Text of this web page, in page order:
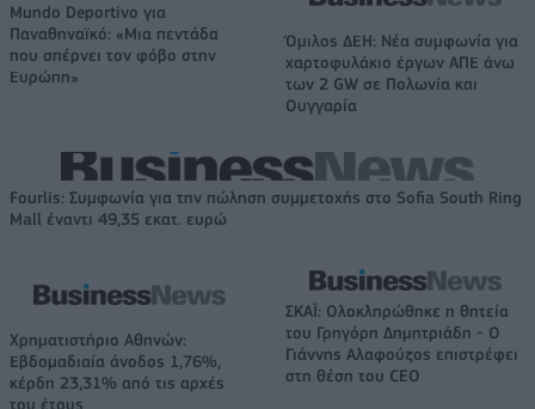
Mundo Deportivo για
Παναθηναϊκό: «Μια πεντάδα
που σπέρνει τον φόβο στην
Ευρώπη»
Όμιλος ΔΕΗ: Νέα συμφωνία για
χαρτοφυλάκιο έργων ΑΠΕ άνω
των 2 GW σε Πολωνία και
Ουγγαρία
Fourlis: Συμφωνία για την πώληση συμμετοχής στο Sofia South Ring
Mall έναντι 49,35 εκατ. ευρώ
Χρηματιστήριο Αθηνών:
Εβδομαδιαία άνοδος 1,76%,
κέρδη 23,31% από τις αρχές
του έτους
ΣΚΑΪ: Ολοκληρώθηκε η θητεία
του Γρηγόρη Δημητριάδη - Ο
Γιάννης Αλαφούζος επιστρέφει
στη θέση του CEO